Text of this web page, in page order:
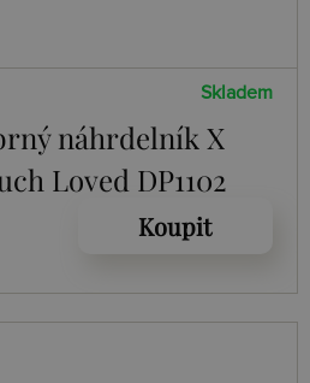
Skladem
náhrdelník X
Loved DP1102
Koupit